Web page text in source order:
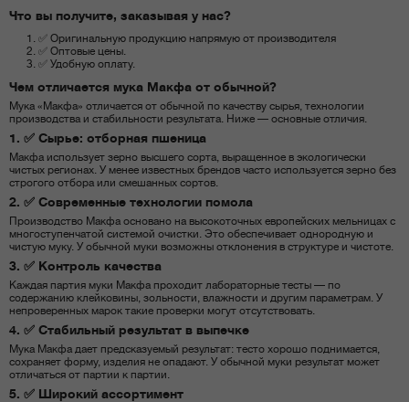
Что вы получите, заказывая у нас?
✅ Оригинальную продукцию напрямую от производителя
✅ Оптовые цены.
✅ Удобную оплату.
Чем отличается мука Макфа от обычной?
Мука «Макфа» отличается от обычной по качеству сырья, технологии
производства и стабильности результата. Ниже — основные отличия.
1. ✅ Сырье: отборная пшеница
Макфа использует зерно высшего сорта, выращенное в экологически
чистых регионах. У менее известных брендов часто используется зерно без
строгого отбора или смешанных сортов.
2. ✅ Современные технологии помола
Производство Макфа основано на высокоточных европейских мельницах с
многоступенчатой системой очистки. Это обеспечивает однородную и
чистую муку. У обычной муки возможны отклонения в структуре и чистоте.
3. ✅ Контроль качества
Каждая партия муки Макфа проходит лабораторные тесты — по
содержанию клейковины, зольности, влажности и другим параметрам. У
непроверенных марок такие проверки могут отсутствовать.
4. ✅ Стабильный результат в выпечке
Мука Макфа дает предсказуемый результат: тесто хорошо поднимается,
сохраняет форму, изделия не опадают. У обычной муки результат может
отличаться от партии к партии.
5. ✅ Широкий ассортимент